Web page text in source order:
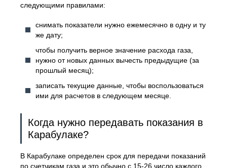
следующими правилами:
снимать показатели нужно ежемесячно в одну и ту
же дату;
чтобы получить верное значение расхода газа,
нужно от новых данных вычесть предыдущие (за
прошлый месяц);
записать текущие данные, чтобы воспользоваться
ими для расчетов в следующем месяце.
Когда нужно передавать показания в
Карабулаке?
В Карабулаке определен срок для передачи показаний
по счетчикам газа и это обычно с 15-26 число каждого